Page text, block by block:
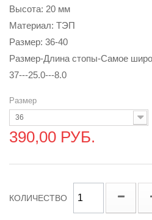
Высота: 20 мм
Материал: ТЭП
Размер: 36-40
Размер-Длина стопы-Самое
37---25.0---8.0
Размер
36
390,00 РУБ.
КОЛИЧЕСТВО